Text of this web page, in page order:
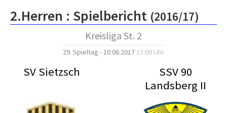
2.Herren : Spielbericht (2016/17)
Kreisliga St. 2
29. Spieltag - 10.06.2017 15:00 Uhr
SV Sietzsch
SSV 90
Landsberg II